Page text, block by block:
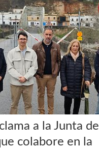
a la Junta de
colabore en la